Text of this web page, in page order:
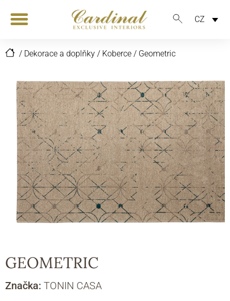
CZ
/ Dekorace a doplňky / Koberce / Geometric
GEOMETRIC
Značka: TONIN CASA